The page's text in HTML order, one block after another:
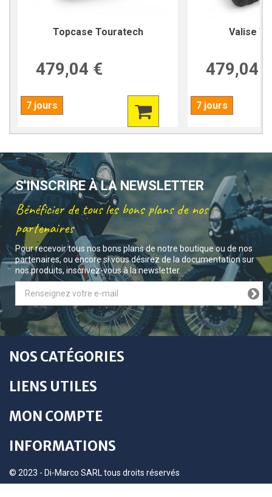
Topcase Touratech
479,04 €
7 jours
Valise
479,04 €
7 jours
S'INSCRIRE À LA NEWSLETTER
Bénéficier de tous les bons plans de nos
partenaires
Pour recevoir tous nos bons plans de notre boutique ou de nos
partenaires, ou encore si vous désirez de la documentation sur
nos produits, inscrivez-vous à la newsletter.
NOS CATÉGORIES
LIENS UTILES
MON COMPTE
INFORMATIONS
© 2023 - Di-Marco SARL tous droits réservés